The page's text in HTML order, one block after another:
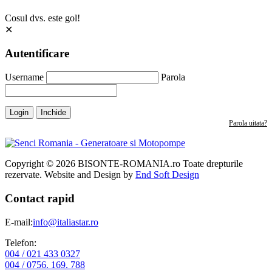
Cosul dvs. este gol!
✕
Autentificare
Username Parola
Login Inchide
Parola uitata?
Copyright © 2026 BISONTE-ROMANIA.ro Toate drepturile
rezervate. Website and Design by End Soft Design
Contact rapid
E-mail:info@italiastar.ro
Telefon:
004 / 021 433 0327
004 / 0756. 169. 788